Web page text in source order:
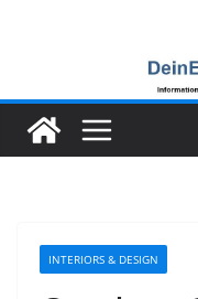
INTERIORS & DESIGN